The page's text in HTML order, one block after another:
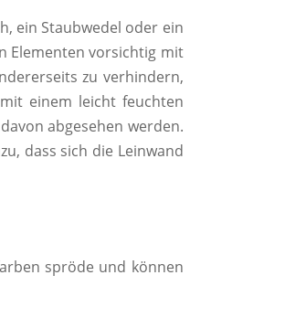
ein Staubwedel oder ein
Elementen vorsichtig mit
zu verhindern,
einem leicht feuchten
abgesehen werden.
dass sich die Leinwand
spröde und können